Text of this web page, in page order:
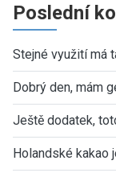
Poslední
Stejné využití má
Dobrý den, mám
Ještě dodatek,
Holandské kakao